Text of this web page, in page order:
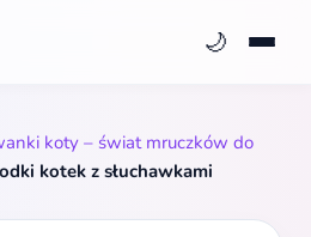
🌙
koty – świat mruczków do
kotek z słuchawkami